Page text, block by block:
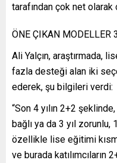
tarafından çok net olarak
ÖNE ÇIKAN MODELLER
Ali Yalçın, araştırmada,
fazla desteği alan iki
ederek, şu bilgileri verdi:
“Son 4 yılın 2+2
bağlı ya da 3 yıl
özellikle lise eğitimi
ve burada katılımcıların